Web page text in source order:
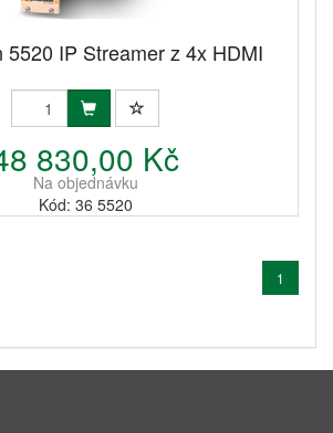
5520 IP Streamer z 4x HDMI
830,00 Kč
Na objednávku
Kód: 36 5520
1